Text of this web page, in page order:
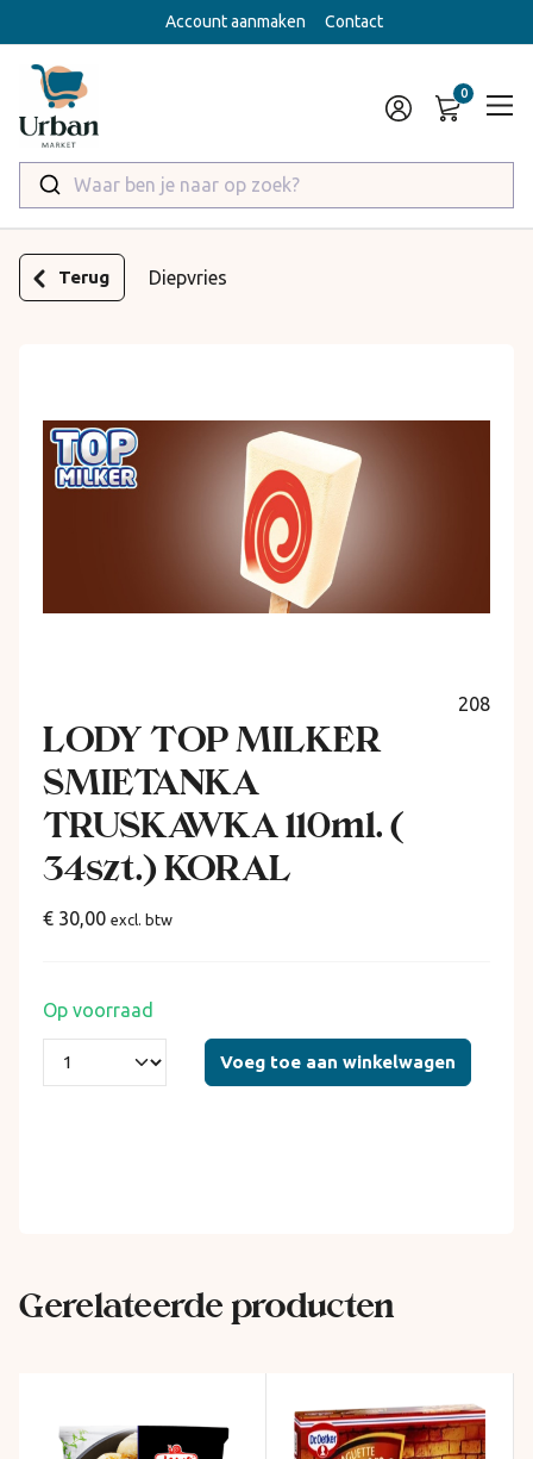
Account aanmaken Contact
Waar ben je naar op zoek?
Terug Diepvries
208
LODY TOP MILKER
SMIETANKA
TRUSKAWKA 110ml. (
34szt.) KORAL
€ 30,00 excl. btw
Op voorraad
Voeg toe aan winkelwagen
Gerelateerde producten